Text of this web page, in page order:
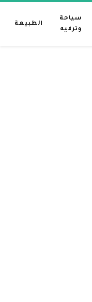
سياحة
وترفيه
الطبيعة